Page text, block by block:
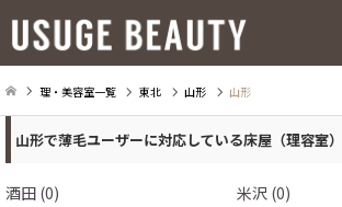
理・美容室一覧 東北 山形 山形
山形で薄毛ユーザーに対応している床屋（理容室
酒田 (0)
米沢 (0)